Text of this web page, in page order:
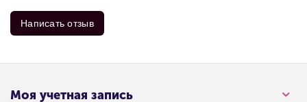
Написать отзыв
Моя учетная запись